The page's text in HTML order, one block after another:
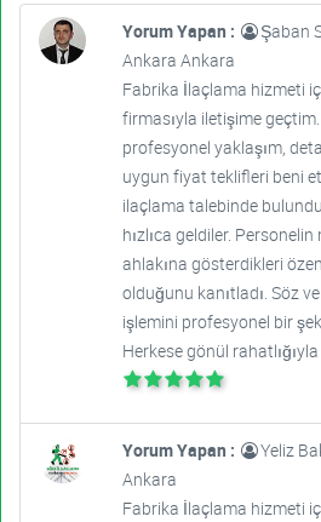
Yorum Yapan :
Şaban
Ankara Ankara
Fabrika İlaçlama hizmeti
firmasıyla iletişime
profesyonel yaklaşım,
uygun fiyat teklifleri beni
ilaçlama talebinde
hızlıca geldiler.
ahlakına gösterdikleri
olduğunu kanıtladı. Söz
işlemini profesyonel bir
Herkese gönül
Yorum Yapan : Yeliz
Ankara
Fabrika İlaçlama hizmeti